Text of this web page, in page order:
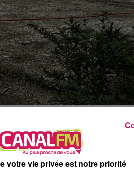
années, seront
en accession à la propriété
votre vie privée est notre priorité